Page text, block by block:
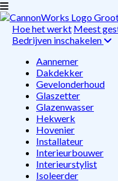
Hoe het werkt Meest
Bedrijven inschakelen
Aannemer
Dakdekker
Gevelonderhoud
Glaszetter
Glazenwasser
Hekwerk
Hovenier
Installateur
Interieurbouwer
Interieurstylist
Isoleerder